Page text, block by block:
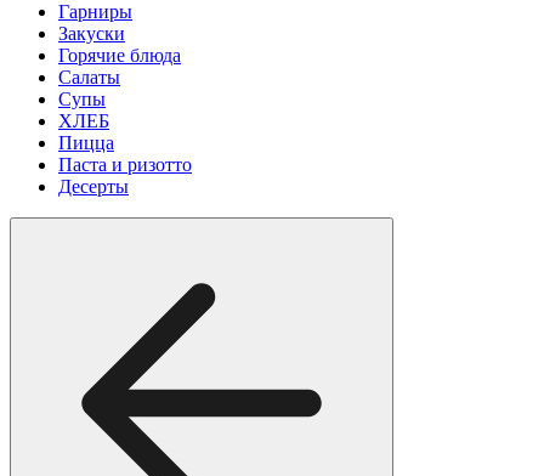
Гарниры
Закуски
Горячие блюда
Салаты
Супы
ХЛЕБ
Пицца
Паста и ризотто
Десерты